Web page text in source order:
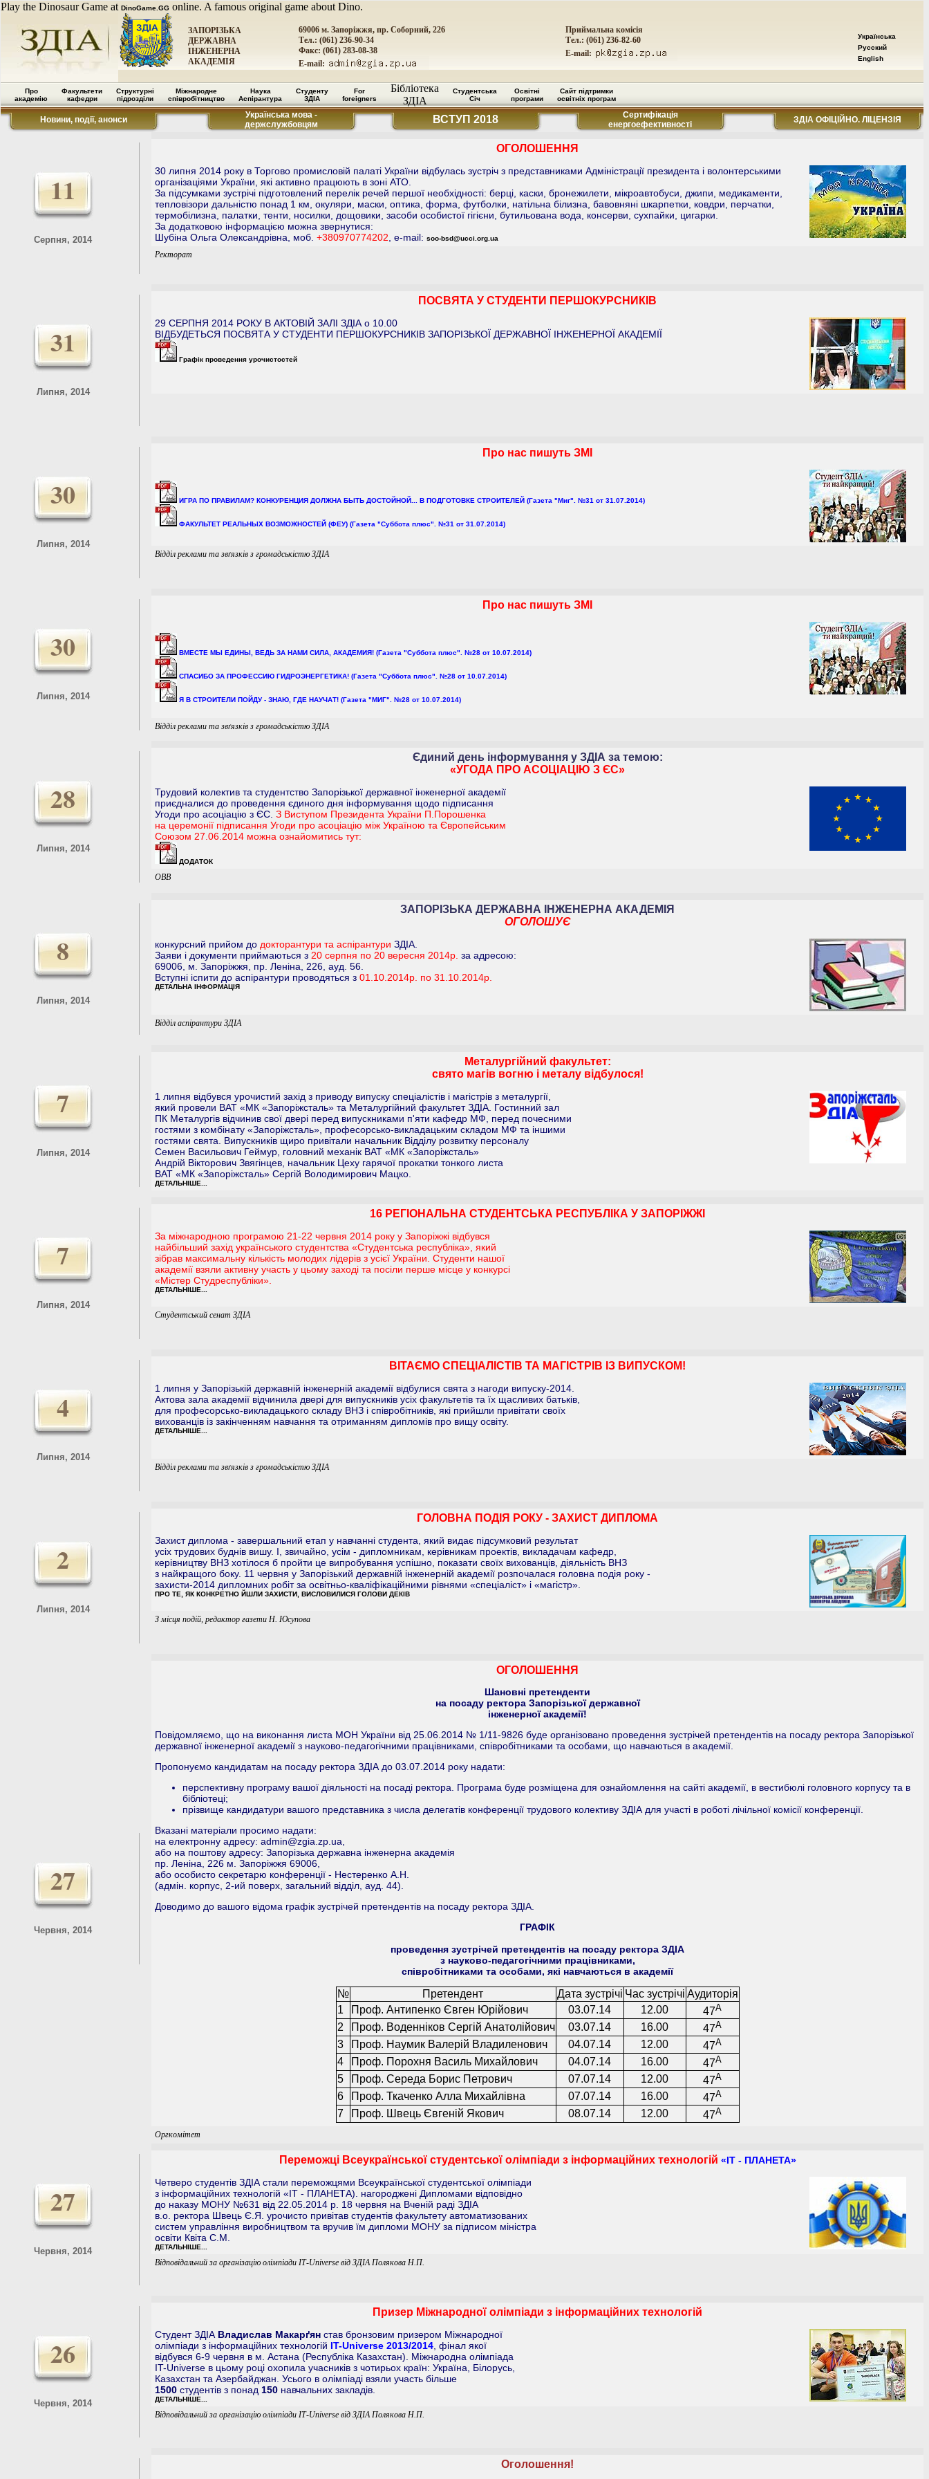
Play the Dinosaur Game at DinoGame.GG online. A famous original game about Dino.
ЗАПОРІЗЬКА
ДЕРЖАВНА
ІНЖЕНЕРНА
АКАДЕМІЯ
69006 м. Запоріжжя, пр. Соборний, 226
Тел.: (061) 236-90-34
Факс: (061) 283-08-38
E-mail:
Приймальна комісія
Тел.: (061) 236-82-60
E-mail:
Українська
Русский
English
Про
академію
Факультети
кафедри
Структурні
підрозділи
Міжнародне
співробітництво
Наука
Аспірантура
Студенту
ЗДІА
For
foreigners
Бібліотека
ЗДІА
Студентська
Січ
Освітні
програми
Сайт підтримки
освітніх програм
Новини, події, анонси
Українська мова -
держслужбовцям
ВСТУП 2018
Сертифікація
енергоефективності
ЗДІА ОФІЦІЙНО. ЛІЦЕНЗІЯ
11
Серпня, 2014
ОГОЛОШЕННЯ
30 липня 2014 року в Торгово промисловій палаті України відбулась зустріч з представниками Адміністрації президента і волонтерськими
організаціями України, які активно працюють в зоні АТО.
За підсумками зустрічі підготовлений перелік речей першої необхідності: берці, каски, бронежилети, мікроавтобуси, джипи, медикаменти,
тепловізори дальністю понад 1 км, окуляри, маски, оптика, форма, футболки, натільна білизна, бавовняні шкарпетки, ковдри, перчатки,
термобілизна, палатки, тенти, носилки, дощовики, засоби особистої гігієни, бутильована вода, консерви, сухпайки, цигарки.
За додатковою інформацією можна звернутися:
Шубіна Ольга Олександрівна, моб. +380970774202 , e-mail: soo-bsd@ucci.org.ua
Ректорат
31
Липня, 2014
ПОСВЯТА У СТУДЕНТИ ПЕРШОКУРСНИКІВ
29 СЕРПНЯ 2014 РОКУ В АКТОВІЙ ЗАЛІ ЗДІА о 10.00
ВІДБУДЕТЬСЯ ПОСВЯТА У СТУДЕНТИ ПЕРШОКУРСНИКІВ ЗАПОРІЗЬКОЇ ДЕРЖАВНОЇ ІНЖЕНЕРНОЇ АКАДЕМІЇ
Графік проведення урочистостей
30
Липня, 2014
Про нас пишуть ЗМІ
ИГРА ПО ПРАВИЛАМ? КОНКУРЕНЦИЯ ДОЛЖНА БЫТЬ ДОСТОЙНОЙ... В ПОДГОТОВКЕ СТРОИТЕЛЕЙ (Газета "Миг". №31 от 31.07.2014)
ФАКУЛЬТЕТ РЕАЛЬНЫХ ВОЗМОЖНОСТЕЙ (ФЕУ) (Газета "Суббота плюс". №31 от 31.07.2014)
Відділ реклами та звґязків з громадськістю ЗДІА
30
Липня, 2014
Про нас пишуть ЗМІ
ВМЕСТЕ МЫ ЕДИНЫ, ВЕДЬ ЗА НАМИ СИЛА, АКАДЕМИЯ! (Газета "Суббота плюс". №28 от 10.07.2014)
СПАСИБО ЗА ПРОФЕССИЮ ГИДРОЭНЕРГЕТИКА! (Газета "Суббота плюс". №28 от 10.07.2014)
Я В СТРОИТЕЛИ ПОЙДУ - ЗНАЮ, ГДЕ НАУЧАТ! (Газета "МИГ". №28 от 10.07.2014)
Відділ реклами та звґязків з громадськістю ЗДІА
28
Липня, 2014
Єдиний день інформування у ЗДІА за темою:
«УГОДА ПРО АСОЦІАЦІЮ З ЄС»
Трудовий колектив та студентство Запорізької державної інженерної академії
приєдналися до проведення єдиного дня інформування щодо підписання
Угоди про асоціацію з ЄС. З Виступом Президента України П.Порошенка
на церемонії підписання Угоди про асоціацію між Україною та Європейським
Союзом 27.06.2014 можна ознайомитись тут:
ДОДАТОК
OBB
8
Липня, 2014
ЗАПОРІЗЬКА ДЕРЖАВНА ІНЖЕНЕРНА АКАДЕМІЯ
ОГОЛОШУЄ
конкурсний прийом до докторантури та аспірантури ЗДІА.
Заяви і документи приймаються з 20 серпня по 20 вересня 2014р. за адресою:
69006, м. Запоріжжя, пр. Леніна, 226, ауд. 56.
Вступні іспити до аспірантури проводяться з 01.10.2014р. по 31.10.2014р.
ДЕТАЛЬНА ІНФОРМАЦІЯ
Відділ аспірантури ЗДІА
7
Липня, 2014
Металургійний факультет:
свято магів вогню і металу відбулося!
1 липня відбувся урочистий захід з приводу випуску спеціалістів і магістрів з металургії,
який провели ВАТ «МК «Запоріжсталь» та Металургійний факультет ЗДІА. Гостинний зал
ПК Металургів відчинив свої двері перед випускниками п'яти кафедр МФ, перед почесними
гостями з комбінату «Запоріжсталь», професорсько-викладацьким складом МФ та іншими
гостями свята. Випускників щиро привітали начальник Відділу розвитку персоналу
Семен Васильович Геймур, головний механік ВАТ «МК «Запоріжсталь»
Андрій Вікторович Звягінцев, начальник Цеху гарячої прокатки тонкого листа
ВАТ «МК «Запоріжсталь» Сергій Володимирович Мацко.
ДЕТАЛЬНІШЕ...
7
Липня, 2014
16 РЕГІОНАЛЬНА СТУДЕНТСЬКА РЕСПУБЛІКА У ЗАПОРІЖЖІ
За міжнародною програмою 21-22 червня 2014 року у Запоріжжі відбувся
найбільший захід українського студентства «Студентська республіка», який
зібрав максимальну кількість молодих лідерів з усієї України. Студенти нашої
академії взяли активну участь у цьому заході та посіли перше місце у конкурсі
«Містер Студреспубліки».
ДЕТАЛЬНІШЕ...
Студентський сенат ЗДІА
4
Липня, 2014
ВІТАЄМО СПЕЦІАЛІСТІВ ТА МАГІСТРІВ ІЗ ВИПУСКОМ!
1 липня у Запорізькій державній інженерній академії відбулися свята з нагоди випуску-2014.
Актова зала академії відчинила двері для випускників усіх факультетів та їх щасливих батьків,
для професорсько-викладацького складу ВНЗ і співробітників, які прийшли привітати своїх
вихованців із закінченням навчання та отриманням дипломів про вищу освіту.
ДЕТАЛЬНІШЕ...
Відділ реклами та звґязків з громадськістю ЗДІА
2
Липня, 2014
ГОЛОВНА ПОДІЯ РОКУ - ЗАХИСТ ДИПЛОМА
Захист диплома - завершальний етап у навчанні студента, який видає підсумковий результат
усіх трудових буднів вишу. І, звичайно, усім - дипломникам, керівникам проектів, викладачам кафедр,
керівництву ВНЗ хотілося б пройти це випробування успішно, показати своїх вихованців, діяльність ВНЗ
з найкращого боку. 11 червня у Запорізький державній інженерній академії розпочалася головна подія року -
захисти-2014 дипломних робіт за освітньо-кваліфікаційними рівнями «спеціаліст» і «магістр».
ПРО ТЕ, ЯК КОНКРЕТНО ЙШЛИ ЗАХИСТИ, ВИСЛОВИЛИСЯ ГОЛОВИ ДЕКІВ
З місця подій, редактор газети Н. Юсупова
27
Червня, 2014
ОГОЛОШЕННЯ
Шановні претенденти
на посаду ректора Запорізької державної
інженерної академії!
Повідомляємо, що на виконання листа МОН України від 25.06.2014 № 1/11-9826 буде організовано проведення зустрічей претендентів на посаду ректора Запорізької
державної інженерної академії з науково-педагогічними працівниками, співробітниками та особами, що навчаються в академії.
Пропонуємо кандидатам на посаду ректора ЗДІА до 03.07.2014 року надати:
перспективну програму вашої діяльності на посаді ректора. Програма буде розміщена для ознайомлення на сайті академії, в вестибюлі головного корпусу та в
бібліотеці;
прізвище кандидатури вашого представника з числа делегатів конференції трудового колективу ЗДІА для участі в роботі лічільної комісії конференції.
Вказані матеріали просимо надати:
на електронну адресу: admin@zgia.zp.ua
або на поштову адресу: Запорізька державна інженерна академія
пр. Леніна, 226 м. Запоріжжя 69006,
або особисто секретарю конференції - Нестеренко А.Н.
(адмін. корпус, 2-ий поверх, загальний відділ, ауд. 44).
Доводимо до вашого відома графік зустрічей претендентів на посаду ректора ЗДІА.
ГРАФІК
проведення зустрічей претендентів на посаду ректора ЗДІА
з науково-педагогічними працівниками,
співробітниками та особами, які навчаються в академії
№ Претендент Дата зустрічі Час зустрічі Аудиторія
1
Проф. Антипенко Євген Юрійович 03.07.14 12.00 47А
2 Проф. Воденніков Сергій Анатолійович 03.07.14 16.00 47А
3 Проф. Наумик Валерій Владиленович 04.07.14 12.00 47А
4 Проф. Порохня Василь Михайлович 04.07.14 16.00 47А
5 Проф. Середа Борис Петрович 07.07.14 12.00 47А
6 Проф. Ткаченко Алла Михайлівна 07.07.14 16.00 47А
7 Проф. Швець Євгеній Якович 08.07.14 12.00 47А
Оргкомітет
27
Червня, 2014
Переможці Всеукраїнської студентської олімпіади з інформаційних технологій «ІТ - ПЛАНЕТА»
Четверо студентів ЗДІА стали переможцями Всеукраїнської студентської олімпіади
з інформаційних технологій «ІТ - ПЛАНЕТА). нагороджені Дипломами відповідно
до наказу МОНУ №631 від 22.05.2014 р. 18 червня на Вченій раді ЗДІА
в.о. ректора Швець Є.Я. урочисто привітав студентів факультету автоматизованих
систем управління виробництвом та вручив їм дипломи МОНУ за підписом міністра
освіти Квіта С.М.
ДЕТАЛЬНІШЕ...
Відповідальний за організацію олімпіади ІТ-Universe від ЗДІА Полякова Н.П.
26
Червня, 2014
Призер Міжнародної олімпіади з інформаційних технологій
Студент ЗДІА Владислав Макарґян став бронзовим призером Міжнародної
олімпіади з інформаційних технологій IT-Universe 2013/2014 , фінал якої
відбувся 6-9 червня в м. Астана (Республіка Казахстан). Міжнародна олімпіада
IT-Universe в цьому році охопила учасників з чотирьох країн: Україна, Білорусь,
Казахстан та Азербайджан. Усього в олімпіаді взяли участь більше
1500 студентів з понад 150 навчальних закладів.
ДЕТАЛЬНІШЕ...
Відповідальний за організацію олімпіади ІТ-Universe від ЗДІА Полякова Н.П.
Оголошення!